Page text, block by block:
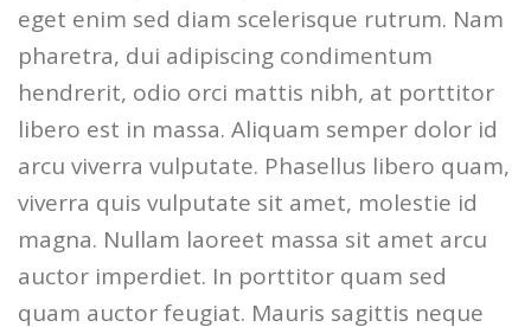
eget enim sed diam scelerisque rutrum. Nam
pharetra, dui adipiscing condimentum
hendrerit, odio orci mattis nibh, at porttitor
libero est in massa. Aliquam semper dolor id
arcu viverra vulputate. Phasellus libero quam,
viverra quis vulputate sit amet, molestie id
magna. Nullam laoreet massa sit amet arcu
auctor imperdiet. In porttitor quam sed
quam auctor feugiat. Mauris sagittis neque